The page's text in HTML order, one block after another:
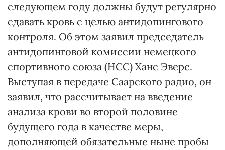
следующем году должны будут регулярно
сдавать кровь с целью антидопингового
контроля. Об этом заявил председатель
антидопинговой комиссии немецкого
спортивного союза (НСС) Ханс Эверс.
Выступая в передаче Саарского радио, он
заявил, что рассчитывает на введение
анализа крови во второй половине
будущего года в качестве меры,
дополняющей обязательные ныне пробы